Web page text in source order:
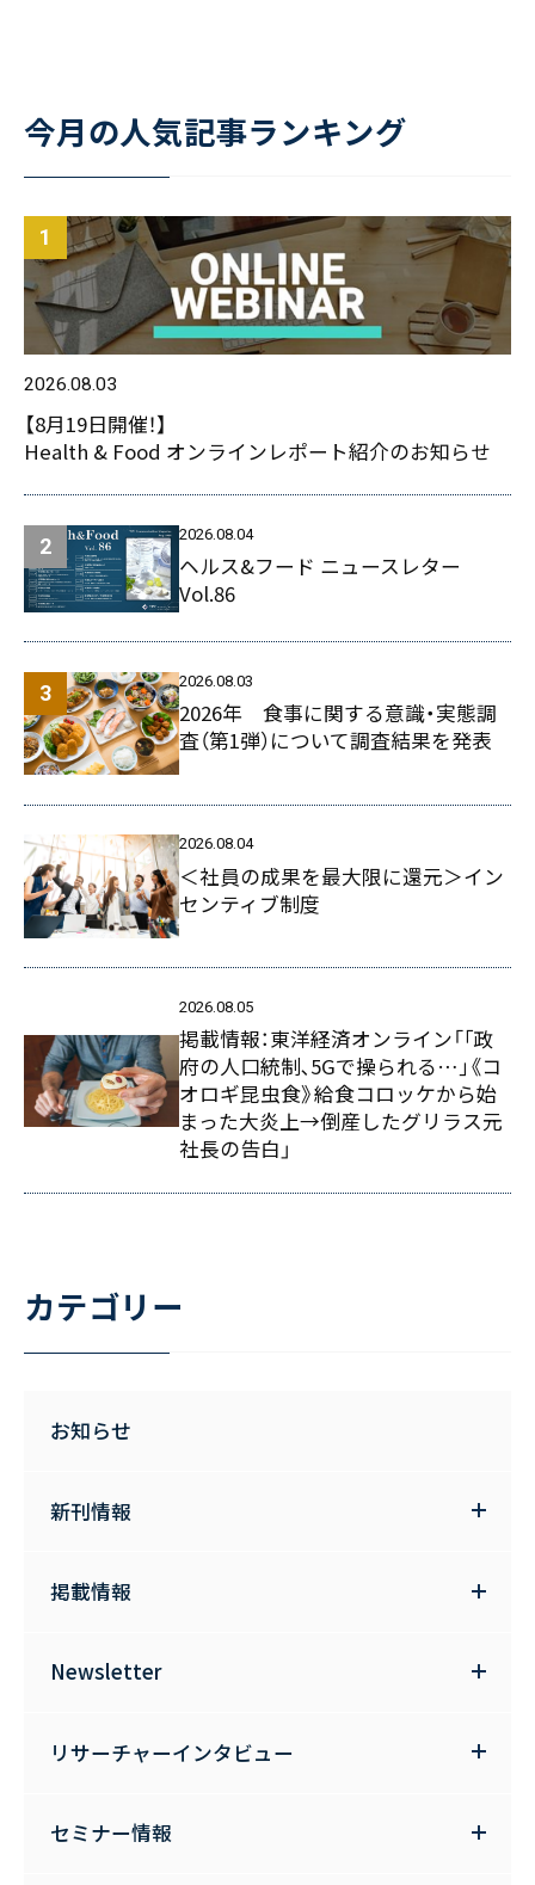
今月の人気記事ランキング
2026.08.03
【8月19日開催！】
Health & Food オンラインレポート紹介のお知らせ
2026.08.04
ヘルス&フード ニュースレター
Vol.86
2026.08.03
2026年 食事に関する意識・実態調
査（第1弾）について調査結果を発表
2026.08.04
＜社員の成果を最大限に還元＞イン
センティブ制度
2026.08.05
掲載情報：東洋経済オンライン「｢政
府の人口統制､5Gで操られる…｣《コ
オロギ昆虫食》給食コロッケから始
まった大炎上→倒産したグリラス元
社長の告白」
カテゴリー
お知らせ
新刊情報
掲載情報
Newsletter
リサーチャーインタビュー
セミナー情報